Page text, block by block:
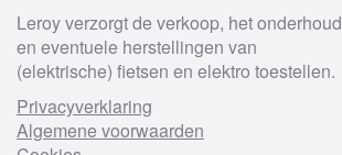
Leroy verzorgt de verkoop, het onderhoud
en eventuele herstellingen van
(elektrische) fietsen en elektro toestellen.
Privacyverklaring
Algemene voorwaarden